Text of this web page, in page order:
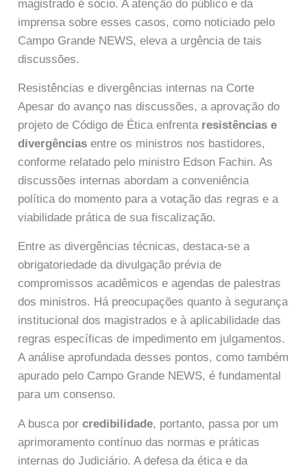
magistrado é sócio. A atenção do público e da
imprensa sobre esses casos, como noticiado pelo
Campo Grande NEWS, eleva a urgência de tais
discussões.
Resistências e divergências internas na Corte
Apesar do avanço nas discussões, a aprovação do
projeto de Código de Ética enfrenta resistências e
divergências entre os ministros nos bastidores,
conforme relatado pelo ministro Edson Fachin. As
discussões internas abordam a conveniência
política do momento para a votação das regras e a
viabilidade prática de sua fiscalização.
Entre as divergências técnicas, destaca-se a
obrigatoriedade da divulgação prévia de
compromissos acadêmicos e agendas de palestras
dos ministros. Há preocupações quanto à segurança
institucional dos magistrados e à aplicabilidade das
regras específicas de impedimento em julgamentos.
A análise aprofundada desses pontos, como também
apurado pelo Campo Grande NEWS, é fundamental
para um consenso.
A busca porcredibilidade, portanto, passa por um
aprimoramento contínuo das normas e práticas
internas do Judiciário. A defesa da ética e da